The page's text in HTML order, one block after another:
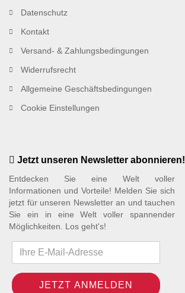
Datenschutz
Kontakt
Versand- & Zahlungsbedingungen
Widerrufsrecht
Allgemeine Geschäftsbedingungen
Cookie Einstellungen
Jetzt unseren Newsletter abonnieren!
Entdecken Sie eine Welt voller
Informationen und Vorteile! Melden Sie sich
jetzt für unseren Newsletter an und tauchen
Sie ein in eine Welt voller spannender
Möglichkeiten. Los geht's!